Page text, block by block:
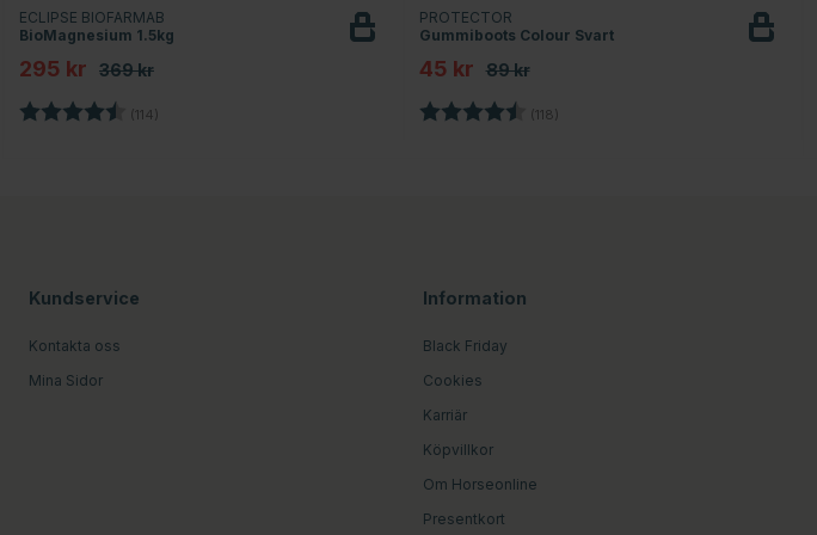
ECLIPSE BIOFARMAB
BioMagnesium 1.5kg
295 kr 369 kr
Betyg: (114)
PROTECTOR
Gummiboots Colour Svart
45 kr 89 kr
Betyg: (118)
Kundservice
Kontakta oss
Mina Sidor
Information
Black Friday
Cookies
Karriär
Köpvillkor
Om Horseonline
Presentkort